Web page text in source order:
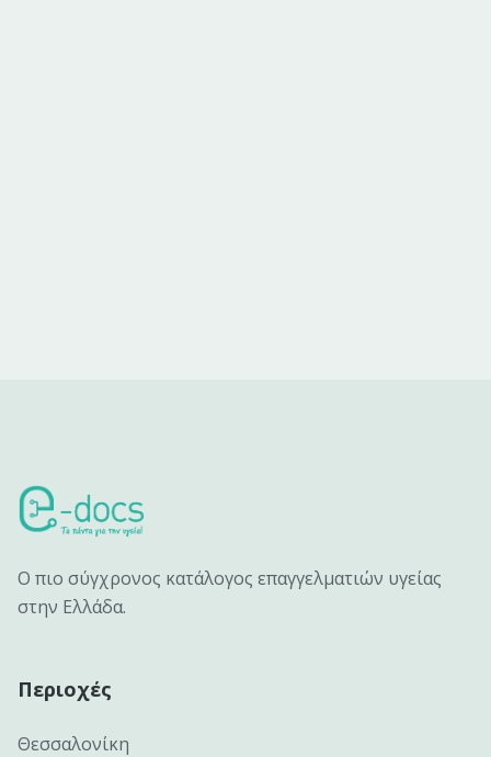
Ο πιο σύγχρονος κατάλογος επαγγελματιών υγείας
στην Ελλάδα.
Περιοχές
Θεσσαλονίκη